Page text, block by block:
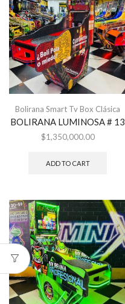
Bolirana Smart Tv Box Clásica
BOLIRANA LUMINOSA # 13
$1,350,000.00
ADD TO CART